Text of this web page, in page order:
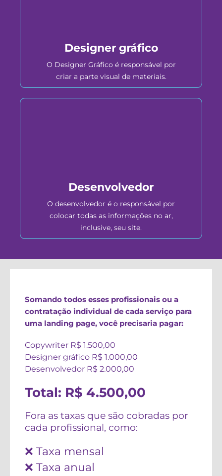
Designer gráfico
O Designer Gráfico é responsável por
criar a parte visual de materiais.
Desenvolvedor
O desenvolvedor é o responsável por
colocar todas as informações no ar,
inclusive, seu site.
Somando todos esses profissionais ou a
contratação individual de cada serviço para
uma landing page, você precisaria pagar:
Copywriter R$ 1.500,00
Designer gráfico R$ 1.000,00
Desenvolvedor R$ 2.000,00
Total: R$ 4.500,00
Fora as taxas que são cobradas por
cada profissional, como:
❌ Taxa mensal
❌ Taxa anual